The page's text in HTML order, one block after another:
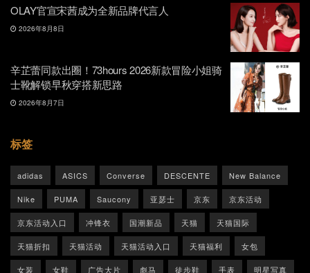
OLAY官宣宋茜成为全新品牌代言人
2026年8月8日
辛芷蕾同款出圈！73hours 2026新款冒险小姐骑
士靴解锁早秋穿搭新思路
2026年8月7日
标签
adidas ASICS Converse DESCENTE New Balance
Nike PUMA Saucony 亚瑟士 京东 京东活动
京东活动入口 冲锋衣 国潮新品 天猫 天猫国际
天猫折扣 天猫活动 天猫活动入口 天猫福利 女包
女装 女鞋 广告大片 彪马 徒步鞋 手表 明星写真